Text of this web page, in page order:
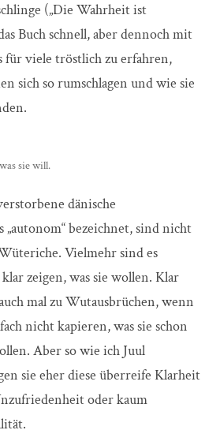
(„Die Wahrheit ist
Buch schnell, aber dennoch mit
für viele tröstlich zu erfahren,
sich so rumschlagen und wie sie
sie will.
dänische
„autonom“ bezeichnet, sind nicht
Vielmehr sind es
zeigen, was sie wollen. Klar
mal zu Wutausbrüchen, wenn
nicht kapieren, was sie schon
Aber so wie ich Juul
sie eher diese überreife Klarheit
oder kaum